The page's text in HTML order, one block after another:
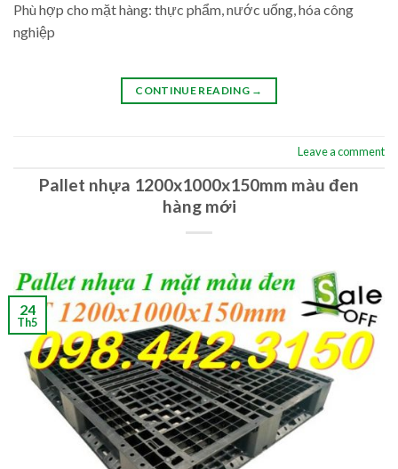
Phù hợp cho mặt hàng: thực phẩm, nước uống, hóa công
nghiệp
CONTINUE READING →
Leave a comment
Pallet nhựa 1200x1000x150mm màu đen
hàng mới
24
Th5